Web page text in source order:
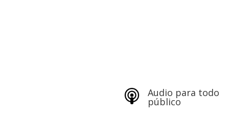
Audio para todo
público